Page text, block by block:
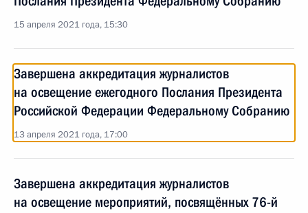
15 апреля 2021 года, 15:30
Завершена аккредитация журналистов
на освещение ежегодного Послания Президента
Российской Федерации Федеральному Собранию
13 апреля 2021 года, 17:00
Завершена аккредитация журналистов
на освещение мероприятий, посвящённых 76-й